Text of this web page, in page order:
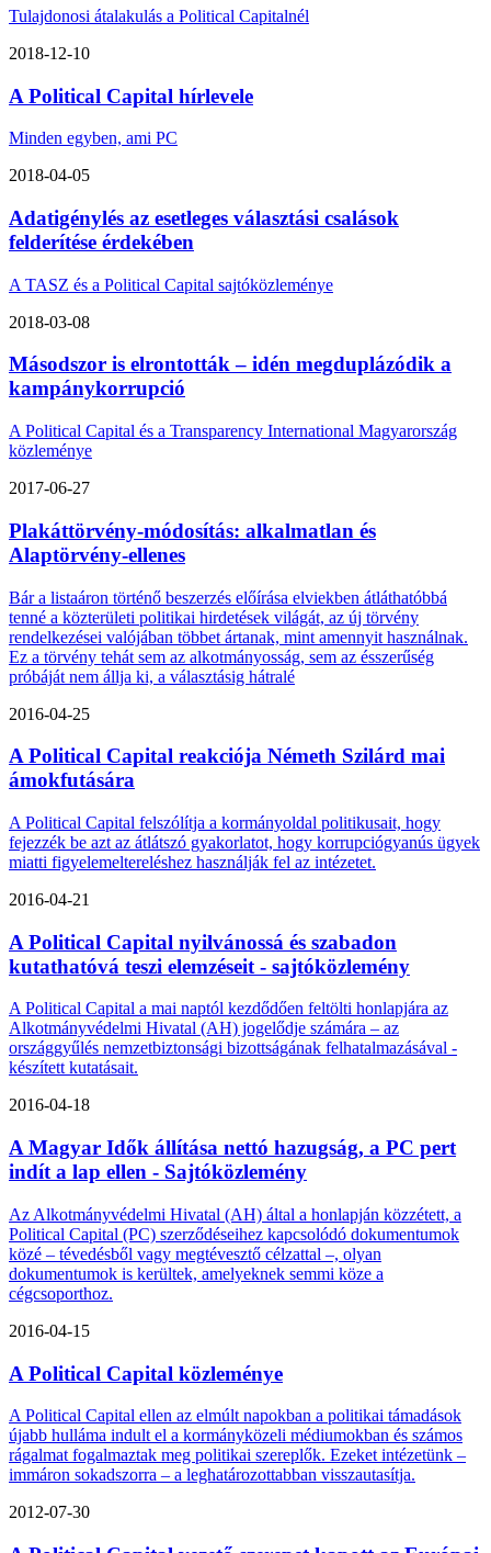
Tulajdonosi átalakulás a Political Capitalnél
2018-12-10
A Political Capital hírlevele
Minden egyben, ami PC
2018-04-05
Adatigénylés az esetleges választási csalások
felderítése érdekében
A TASZ és a Political Capital sajtóközleménye
2018-03-08
Másodszor is elrontották – idén megduplázódik a
kampánykorrupció
A Political Capital és a Transparency International Magyarország
közleménye
2017-06-27
Plakáttörvény-módosítás: alkalmatlan és
Alaptörvény-ellenes
Bár a listaáron történő beszerzés előírása elviekben átláthatóbbá
tenné a közterületi politikai hirdetések világát, az új törvény
rendelkezései valójában többet ártanak, mint amennyit használnak.
Ez a törvény tehát sem az alkotmányosság, sem az ésszerűség
próbáját nem állja ki, a választásig hátralé
2016-04-25
A Political Capital reakciója Németh Szilárd mai
ámokfutására
A Political Capital felszólítja a kormányoldal politikusait, hogy
fejezzék be azt az átlátszó gyakorlatot, hogy korrupciógyanús ügyek
miatti figyelemeltereléshez használják fel az intézetet.
2016-04-21
A Political Capital nyilvánossá és szabadon
kutathatóvá teszi elemzéseit - sajtóközlemény
A Political Capital a mai naptól kezdődően feltölti honlapjára az
Alkotmányvédelmi Hivatal (AH) jogelődje számára – az
országgyűlés nemzetbiztonsági bizottságának felhatalmazásával -
készített kutatásait.
2016-04-18
A Magyar Idők állítása nettó hazugság, a PC pert
indít a lap ellen - Sajtóközlemény
Az Alkotmányvédelmi Hivatal (AH) által a honlapján közzétett, a
Political Capital (PC) szerződéseihez kapcsolódó dokumentumok
közé – tévedésből vagy megtévesztő célzattal –, olyan
dokumentumok is kerültek, amelyeknek semmi köze a
cégcsoporthoz.
2016-04-15
A Political Capital közleménye
A Political Capital ellen az elmúlt napokban a politikai támadások
újabb hulláma indult el a kormányközeli médiumokban és számos
rágalmat fogalmaztak meg politikai szereplők. Ezeket intézetünk –
immáron sokadszorra – a leghatározottabban visszautasítja.
2012-07-30